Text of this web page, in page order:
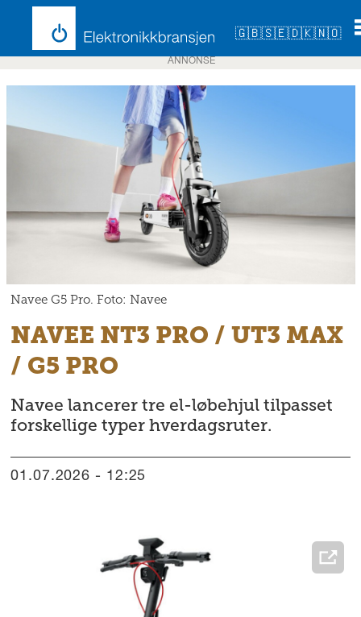
🇬🇧🇸🇪🇩🇰🇳🇴
ANNONSE
Navee G5 Pro. Foto: Navee
NAVEE NT3 PRO / UT3 MAX
/ G5 PRO
Navee lancerer tre el-løbehjul tilpasset
forskellige typer hverdagsruter.
01.07.2026 - 12:25